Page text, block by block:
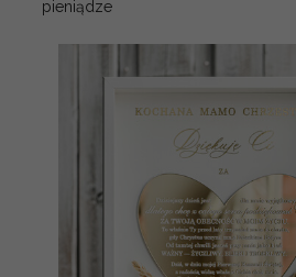
pieniądze